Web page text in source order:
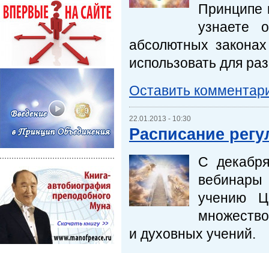
Принципе
узнаете
абсолютных
использовать для
Оставить
22.01.2013 - 10:30
Расписание
С
учению
и духовных учений.